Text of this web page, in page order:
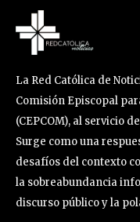
La Red Católica de
Comisión Episcopal
(CEPCOM), al servicio
Surge como una
desafíos del contexto
la sobreabundancia
discurso público y la